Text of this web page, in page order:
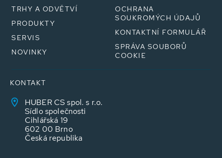
TRHY A ODVĚTVÍ
PRODUKTY
SERVIS
NOVINKY
OCHRANA
SOUKROMÝCH ÚDAJŮ
KONTAKTNÍ FORMULÁŘ
SPRÁVA SOUBORŮ
COOKIE
KONTAKT
HUBER CS spol. s r.o.
Sídlo společnosti
Cihlářská 19
602 00 Brno
Česká republika